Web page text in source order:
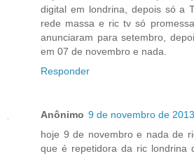
digital em londrina, depois só a
rede massa e ric tv só
anunciaram para setembro,
em 07 de novembro e nada.
Responder
Anônimo 9 de novembro de
hoje 9 de novembro e nada de
que é repetidora da ric londrina